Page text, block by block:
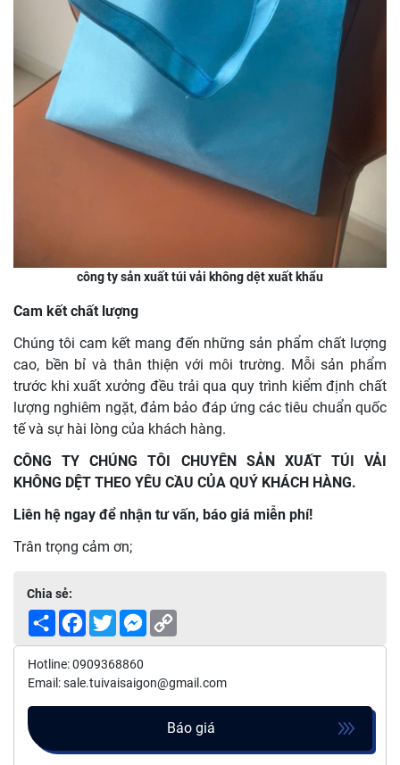
công ty sản xuất túi vải không dệt xuất khẩu
Cam kết chất lượng
Chúng tôi cam kết mang đến những sản phẩm chất lượng
cao, bền bỉ và thân thiện với môi trường. Mỗi sản phẩm
trước khi xuất xưởng đều trải qua quy trình kiểm định chất
lượng nghiêm ngặt, đảm bảo đáp ứng các tiêu chuẩn quốc
tế và sự hài lòng của khách hàng.
CÔNG TY CHÚNG TÔI CHUYÊN SẢN XUẤT TÚI VẢI
KHÔNG DỆT THEO YÊU CẦU CỦA QUÝ KHÁCH HÀNG.
Liên hệ ngay để nhận tư vấn, báo giá miễn phí!
Trân trọng cảm ơn;
Chia sẻ:
Share Facebook
TwitterMessenger
Hotline: 0909368860
Email: sale.tuivaisaigon@gmail.com
Báo giá